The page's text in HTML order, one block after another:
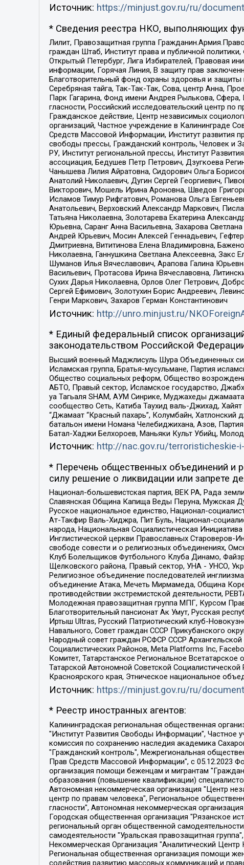
Источник: https://minjust.gov.ru/ru/
* Сведения реестра НКО, выполняющих
Лилит, Правозащитная группа
граждан Штаб, Институт права и публичной
Открытый Петербург, Лига Избирателей, Правовая
информации, Горячая Линия, В защиту прав
Благотворительный фонд охраны здоровья и
Серебряная тайга, Так-Так-Так, Сова, центр Анна,
Парк Гагарина, Фонд имени Андрея Рылькова,
гласности, Российский исследовательский центр по
Гражданское действие, Центр независимых
организаций, Частное учреждение в Калининграде
Средств Массовой Информации, Институт развития
свободы прессы, Гражданский контроль, Человек и
РУ, Институт региональной прессы, Институт
ассоциация, Бедушев Петр Петрович, Дзугкоева
Чанышева Лилия Айратовна, Сидорович Ольга
Анатолий Николаевич, Дугин Сергей Георгиевич,
Викторович, Мошель Ирина Ароновна, Шведов
Исламов Тимур Рифгатович, Романова Ольга
Анатольевич, Верховский Александр Маркович,
Татьяна Николаевна, Золотарева Екатерина
Юрьевна, Саранг Анна Васильевна, Захарова
Андрей Юрьевич, Мосин Алексей Геннадьевич,
Дмитриевна, Вититинова Елена Владимировна,
Николаевна, Ганнушкина Светлана Алексеевна,
Шуманов Илья Вячеславович, Арапова Галина
Васильевич, Протасова Ирина Вячеславовна,
Сухих Дарья Николаевна, Орлов Олег Петрович,
Сергей Ефимович, Золотухин Борис Андреевич,
Генри Маркович, Захаров Герман Константинович
Источник: http://unro.minjust.ru/
* Единый федеральный список
законодательством Российской
Высший военный Маджлисуль Шура Объединенных
Исламская группа, Братья-мусульмане, Партия
Общество социальных реформ, Общество
АБТО, Правый сектор, Исламское государство,
уа Тагьаля SHAM, АУМ Синрике, Муджахеды
сообщество Сеть, Катиба Таухид валь-Джихад,
“Джамаат “Красный пахарь”, Колумбайн, Хатлонский
батальон имени Номана Челебиджихана, Азов,
Батал-Хаджи Белхороев, Маньяки Культ Убийц,
Источник: http://nac.gov.ru/terroristicheskie-
* Перечень общественных объединений и
силу решение о ликвидации или запрете
Национал-большевистская партия, ВЕК РА, Рада
Славянская Община Капища Веды Перуна, Мужская
Русское национальное единство, Национал-
Ат-Такфир Валь-Хиджра, Пит Буль, Национал-
народа, Национальная Социалистическая
Инглистической церкви Православных Староверов-
свободе совести и о религиозных объединениях,
Клуб Болельщиков Футбольного Клуба Динамо,
Щелковского района, Правый сектор, УНА - УНСО,
Религиозное объединение последователей
объединение Атака, Мечеть Мирмамеда, Община
противодействии экстремистской деятельности,
Молодежная правозащитная группа МПГ, Курсом
Благотворительный пансионат Ак Умут, Русская
Иртыш Ultras, Русский Патриотический клуб-
Навального, Совет граждан СССР Прикубанского
Народный совет граждан РСФСР СССР
Социалистических Районов, Meta Platforms Inc,
Комитет, Татарстанское Региональное
Татарской Автономной Советской
Красноярского края, Этническое национальное
Источник: https://minjust.gov.ru/ru/
* Реестр иностранных агентов:
Калининградская региональная общественная организация "Экозащита!-Женсовет", Фонд содействия защите прав и свобод граждан "Общественный вердикт", Фонд "Институт Развития Свободы Информации", Частное учреждение "Информационное агентство МЕМО. РУ", Региональная общественная организация "Общественная комиссия по сохранению наследия академика Сахарова", Фонд поддержки свободы прессы, Санкт-Петербургская общественная правозащитная организация "Гражданский контроль", Межрегиональная общественная организация "Информационно-просветительский центр "Мемориал", Региональный Фонд "Центр Защиты Прав Средств Массовой Информации", с 05.12.2023 Фонд "Центр Защиты Прав Средств массовой информации", Региональная общественная благотворительная организация помощи беженцам и мигрантам "Гражданское содействие", Негосударственное образовательное учреждение дополнительного профессионального образования (повышение квалификации) специалистов "АКАДЕМИЯ ПО ПРАВАМ ЧЕЛОВЕКА", Свердловская региональная общественная организация "Сутяжник", Автономная некоммерческая организация "Центр независимых социологических исследований", Союз общественных объединений "Российский исследовательский центр по правам человека", Региональное общественное учреждение научно-информационный центр "МЕМОРИАЛ", Некоммерческая организация "Фонд защиты гласности", Автономная некоммерческая организация "Институт прав человека", Городская общественная организация "Екатеринбургское общество "МЕМОРИАЛ", Городская общественная организация "Рязанское историко-просветительское и правозащитное общество "Мемориал" (Рязанский Мемориал), Челябинский региональный орган общественной самодеятельности – женское общественное объединение "Женщины Евразии", Челябинский региональный орган общественной самодеятельности "Уральская правозащитная группа", Фонд содействия защите здоровья и социальной справедливости имени Андрея Рылькова, Автономная Некоммерческая Организация "Аналитический Центр Юрия Левады", Автономная некоммерческая организация социальной поддержки населения "Проект Апрель", Региональная общественная организация помощи женщинам и детям, находящимся в кризисной ситуации "Информационно-методический центр "Анна", Фонд содействия развитию массовых коммуникаций и правовому просвещению "Так-так-Так", Фонд содействия устойчивому развитию "Серебряная тайга", Свердловский региональный общественный фонд социальных проектов "Новое время", "Idel.Реалии", Кавказ.Реалии, Крым.Реалии, Телеканал Настоящее Время, Татаро-башкирская служба Радио Свобода (Azatliq Radiosi), Радио Свободная Европа/Радио Свобода (PCE/PC), "Сибирь.Реалии", "Фактограф", Благотворительный фонд помощи осужденным и их семьям, Автономная некоммерческая организация "Институт глобализации и социальных движений", Фонд "В защиту прав заключенных", Частное учреждение "Центр поддержки и содействия развитию средств массовой информации", Пензенский региональный общественный благотворительный фонд "Гражданский союз", "Север.Реалии", Некоммерческая организация Фонд "Правовая инициатива", Общество с ограниченной ответственностью "Радио Свободная Европа/Радио Свобода", Чешское информационное агентство "MEDIUM-